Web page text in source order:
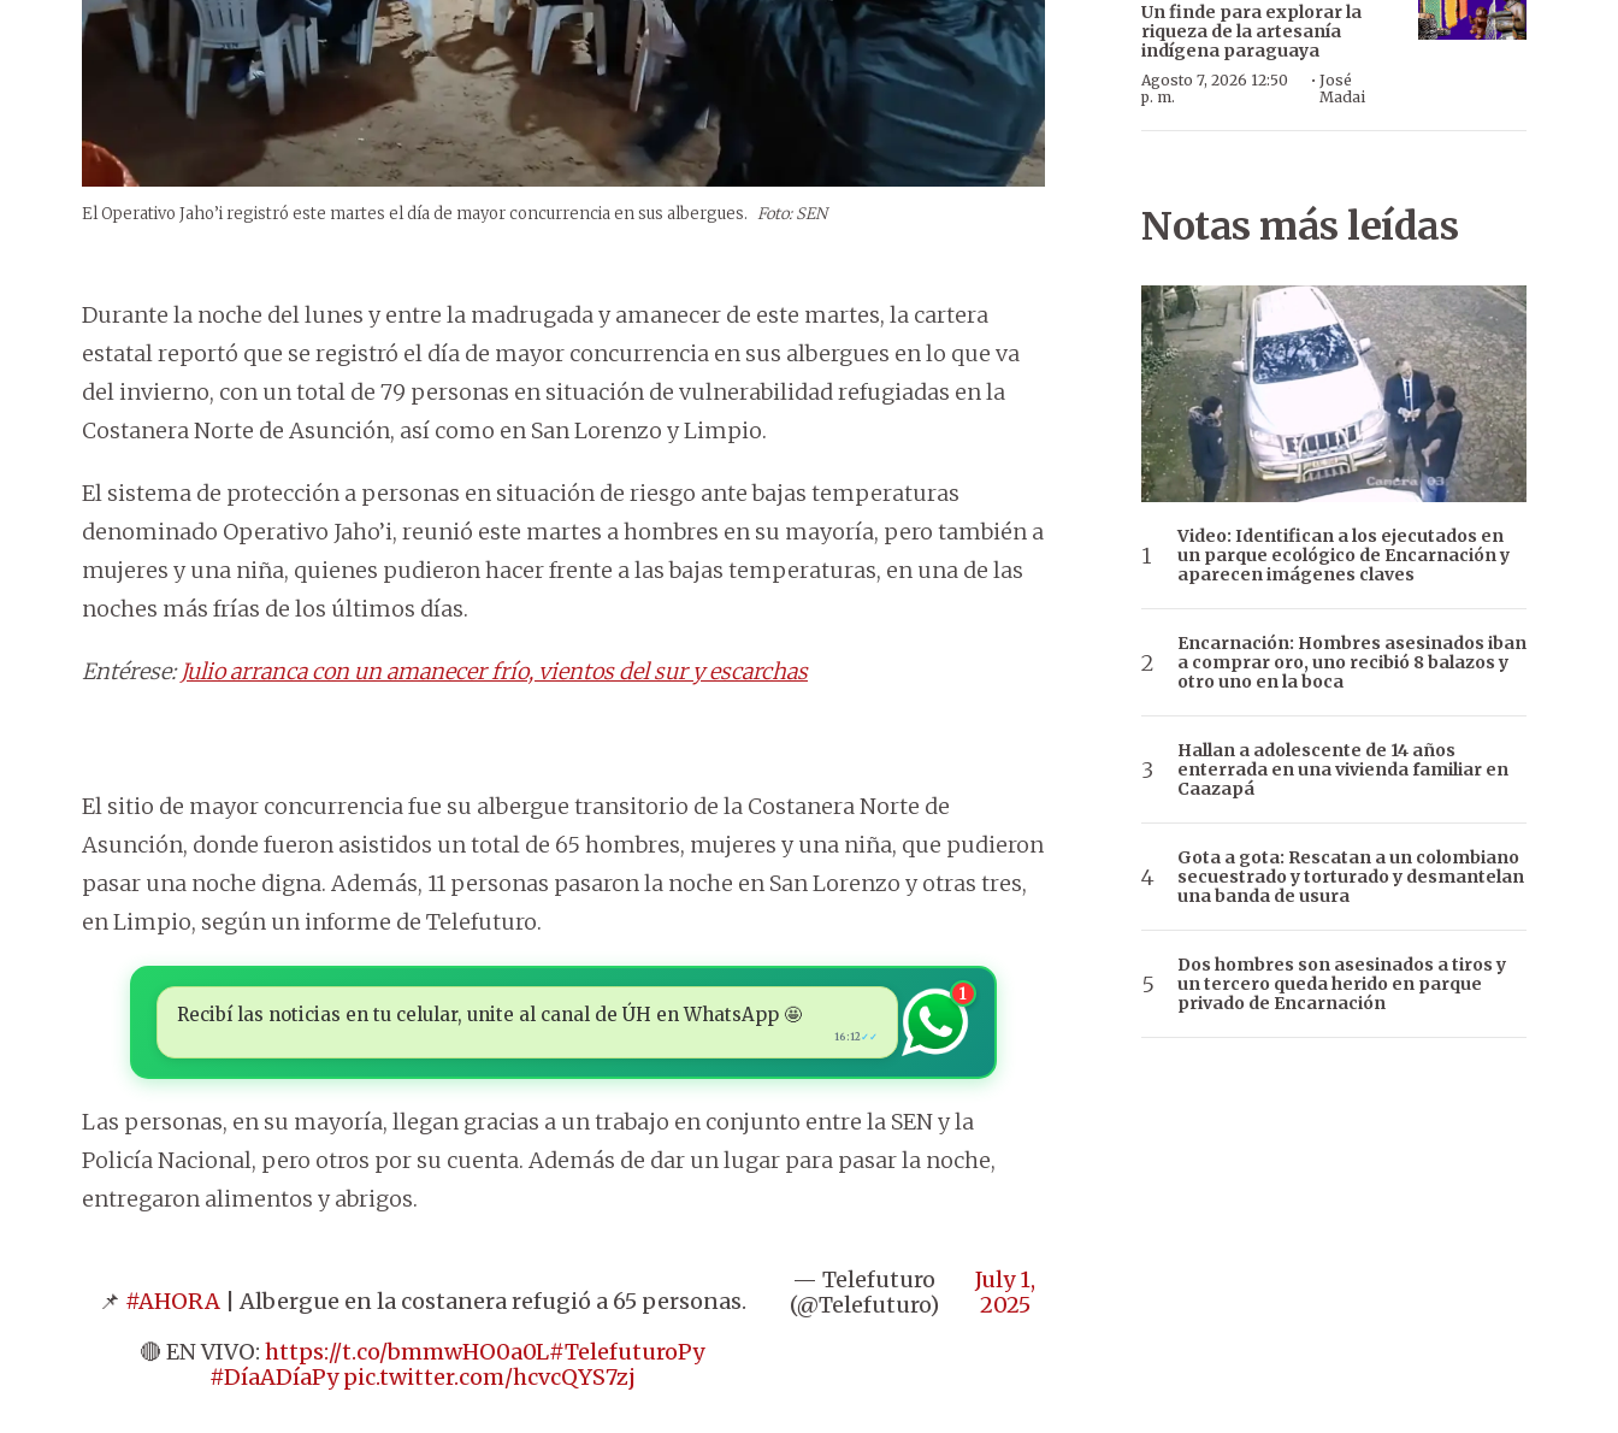
El Operativo Jaho’i registró este martes el día de mayor concurrencia en sus albergues. Foto: SEN
Durante la noche del lunes y entre la madrugada y amanecer de este martes, la cartera
estatal reportó que se registró el día de mayor concurrencia en sus albergues en lo que va
del invierno, con un total de 79 personas en situación de vulnerabilidad refugiadas en la
Costanera Norte de Asunción, así como en San Lorenzo y Limpio.
El sistema de protección a personas en situación de riesgo ante bajas temperaturas
denominado Operativo Jaho’i, reunió este martes a hombres en su mayoría, pero también a
mujeres y una niña, quienes pudieron hacer frente a las bajas temperaturas, en una de las
noches más frías de los últimos días.
Entérese:Julio arranca con un amanecer frío, vientos del sur y escarchas
El sitio de mayor concurrencia fue su albergue transitorio de la Costanera Norte de
Asunción, donde fueron asistidos un total de 65 hombres, mujeres y una niña, que pudieron
pasar una noche digna. Además, 11 personas pasaron la noche en San Lorenzo y otras tres,
en Limpio, según un informe de Telefuturo.
Recibí las noticias en tu celular, unite al canal de ÚH en WhatsApp 🤩
16:12✓✓
1
Las personas, en su mayoría, llegan gracias a un trabajo en conjunto entre la SEN y la
Policía Nacional, pero otros por su cuenta. Además de dar un lugar para pasar la noche,
entregaron alimentos y abrigos.
📌 #AHORA| Albergue en la costanera refugió a 65 personas.
🔴 EN VIVO:https://t.co/bmmwHO0a0L#TelefuturoPy
#DíaADíaPy pic.twitter.com/hcvcQYS7zj
— Telefuturo
(@Telefuturo)
July 1,
2025
Un finde para explorar la
riqueza de la artesanía
indígena paraguaya
Agosto 7, 2026 12:50
p. m.
·José
Madai
Notas más leídas
Video: Identifican a los ejecutados en
un parque ecológico de Encarnación y
aparecen imágenes claves
Encarnación: Hombres asesinados iban
a comprar oro, uno recibió 8 balazos y
otro uno en la boca
Hallan a adolescente de 14 años
enterrada en una vivienda familiar en
Caazapá
Gota a gota: Rescatan a un colombiano
secuestrado y torturado y desmantelan
una banda de usura
Dos hombres son asesinados a tiros y
un tercero queda herido en parque
privado de Encarnación